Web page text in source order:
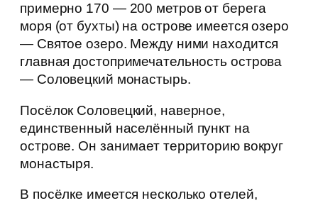
примерно 170 — 200 метров от берега
моря (от бухты) на острове имеется озеро
— Святое озеро. Между ними находится
главная достопримечательность острова
— Соловецкий монастырь.
Посёлок Соловецкий, наверное,
единственный населённый пункт на
острове. Он занимает территорию вокруг
монастыря.
В посёлке имеется несколько отелей,